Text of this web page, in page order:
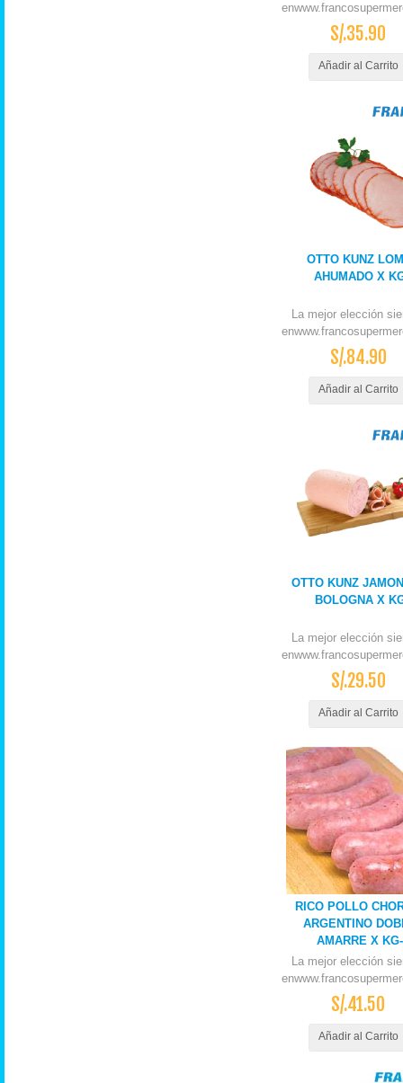
S/.35.90
Añadir al Carrito
OTTO KUNZ
AHUMADO X
La mejor elección
S/.84.90
Añadir al Carrito
OTTO KUNZ
BOLOGNA X
La mejor elección
S/.29.50
Añadir al Carrito
RICO POLLO
ARGENTINO
AMARRE X KG-
La mejor elección
S/.41.50
Añadir al Carrito